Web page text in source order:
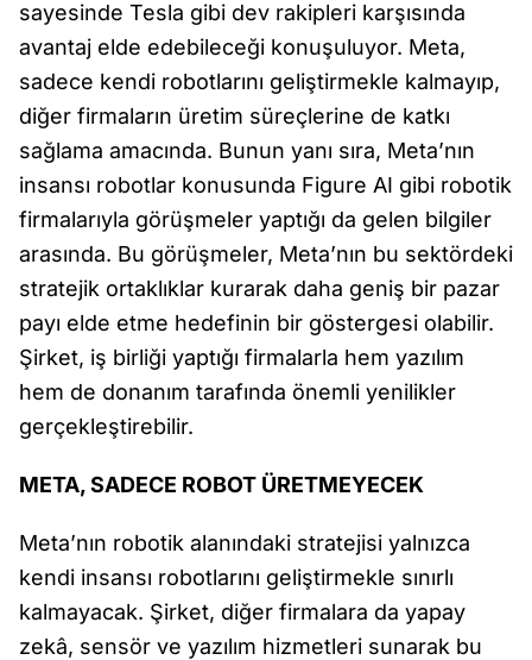
sayesinde Tesla gibi dev rakipleri karşısında
avantaj elde edebileceği konuşuluyor. Meta,
sadece kendi robotlarını geliştirmekle kalmayıp,
diğer firmaların üretim süreçlerine de katkı
sağlama amacında. Bunun yanı sıra, Meta’nın
insansı robotlar konusunda Figure AI gibi robotik
firmalarıyla görüşmeler yaptığı da gelen bilgiler
arasında. Bu görüşmeler, Meta’nın bu sektördeki
stratejik ortaklıklar kurarak daha geniş bir pazar
payı elde etme hedefinin bir göstergesi olabilir.
Şirket, iş birliği yaptığı firmalarla hem yazılım
hem de donanım tarafında önemli yenilikler
gerçekleştirebilir.
META, SADECE ROBOT ÜRETMEYECEK
Meta’nın robotik alanındaki stratejisi yalnızca
kendi insansı robotlarını geliştirmekle sınırlı
kalmayacak. Şirket, diğer firmalara da yapay
zekâ, sensör ve yazılım hizmetleri sunarak bu